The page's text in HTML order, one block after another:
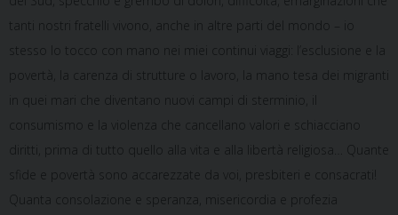
tanti nostri fratelli vivono, anche in altre parti del mondo – io
stesso lo tocco con mano nei miei continui viaggi: l’esclusione e la
povertà, la carenza di strutture o lavoro, la mano tesa dei migranti
in quei mari che diventano nuovi campi di sterminio, il
consumismo e la violenza che cancellano valori e schiacciano
diritti, prima di tutto quello alla vita e alla libertà religiosa… Quante
sfide e povertà sono accarezzate da voi, presbiteri e consacrati!
Quanta consolazione e speranza, misericordia e profezia